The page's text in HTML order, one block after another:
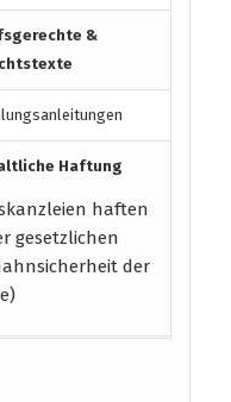
&
Haftung
haften
gesetzlichen
der